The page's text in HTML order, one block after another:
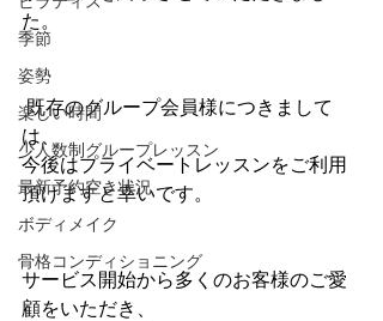
季節
姿勢
楽しい時間
少人数制グループレッスン
最新予約空き状況
ボディメイク
骨格コンディショニング
た。
既存のグループ会員様につきまして
は、
今後はプライベートレッスンをご利用
頂けますと幸いです。
サービス開始から多くのお客様のご愛
顧をいただき、